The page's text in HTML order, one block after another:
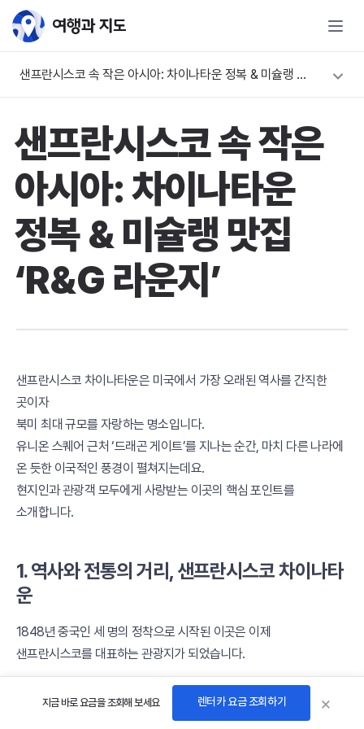
샌프란시스코 속 작은 아시아: 차이나타운 정복 & 미슐랭 맛집 ‘R&G 라운지’
샌프란시스코 속 작은
아시아: 차이나타운
정복 & 미슐랭 맛집
‘R&G 라운지’
샌프란시스코 차이나타운은 미국에서 가장 오래된 역사를 간직한
곳이자
북미 최대 규모를 자랑하는 명소입니다.
유니온 스퀘어 근처 ‘드래곤 게이트’를 지나는 순간, 마치 다른 나라에
온 듯한 이국적인 풍경이 펼쳐지는데요.
현지인과 관광객 모두에게 사랑받는 이곳의 핵심 포인트를
소개합니다.
1. 역사와 전통의 거리, 샌프란시스코 차이나타
운
1848년 중국인 세 명의 정착으로 시작된 이곳은 이제
샌프란시스코를 대표하는 관광지가 되었습니다.
지금 바로 요금을 조회해 보세요 렌터카 요금 조회하기 ×